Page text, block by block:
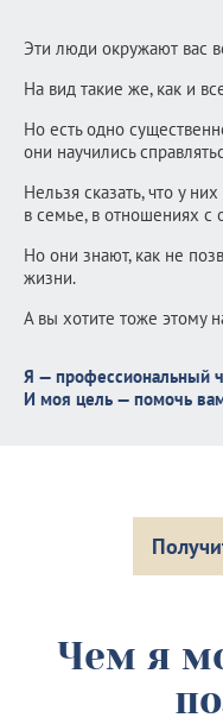
Эти люди окружают вас
На вид такие же, как и
Но есть одно
они научились
Нельзя сказать, что у
в семье, в отношениях
Но они знают, как не
жизни.
А вы хотите тоже этому
Я — профессиональный
И моя цель — помочь
Чем я